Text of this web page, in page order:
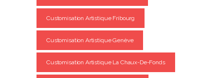
Customisation Artistique Fribourg
Customisation Artistique Genève
Customisation Artistique La Chaux-De-Fonds